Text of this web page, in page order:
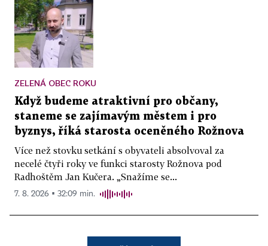
ZELENÁ OBEC ROKU
Když budeme atraktivní pro občany,
staneme se zajímavým městem i pro
byznys, říká starosta oceněného Rožnova
Více než stovku setkání s obyvateli absolvoval za
necelé čtyři roky ve funkci starosty Rožnova pod
Radhoštěm Jan Kučera. „Snažíme se...
7. 8. 2026 ▪ 32:09 min.